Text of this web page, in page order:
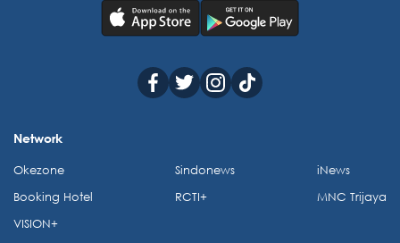
Network
Okezone
Booking Hotel
VISION+
Sindonews
RCTI+
iNews
MNC Trijaya